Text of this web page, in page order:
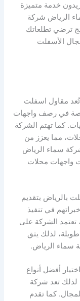
خدمة متميزة
الرياض شركة
ترضي تطلعاتك
الأسفلت
مقاول اسفلت
في رصف واجهات
كما تهتم الشركة
مما يعزز من
شركة سماء الرياض
واجهات محلات
بالرياض بتقديم
في تنفيذ
تعتمد الشركة على
لذلك يثق
سماء الرياض.
أفضل أنواع
لذلك تعد شركة
كما تقدم